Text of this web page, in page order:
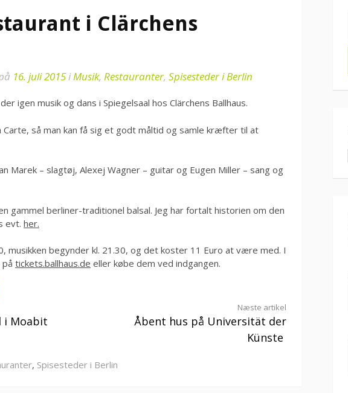
i Clärchens
16. juli 2015iMusik, Restauranter, Spisesteder i Berlin
igen musik og dans i Spiegelsaal hos Clärchens Ballhaus.
Carte, så man kan få sig et godt måltid og samle kræfter til at
Marek – slagtøj, Alexej Wagner – guitar og Eugen Miller – sang og
gammel berliner-traditionel balsal. Jeg har fortalt historien om den
evt. her.
musikken begynder kl. 21.30, og det koster 11 Euro at være med. I
tickets.ballhaus.de eller købe dem ved indgangen.
i Moabit
Næste artikel
Åbent hus på Universität der
Künste
, Spisesteder i Berlin